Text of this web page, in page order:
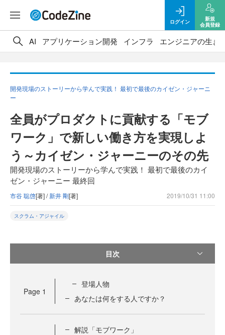
ログイン
新規
会員登録
AI アプリケーション開発 インフラ エンジニアの生き
開発現場のストーリーから学んで実践！ 最初で最後のカイゼン・ジャーニ
ー
全員がプロダクトに貢献する「モブ
ワーク」で新しい働き方を実現しよ
う～カイゼン・ジャーニーのその先
開発現場のストーリーから学んで実践！ 最初で最後のカイ
ゼン・ジャーニー 最終回
市谷 聡啓[著] /新井 剛[著] 2019/10/31 11:00
スクラム・アジャイル
目次
Page 1
登場人物
あなたは何をする人ですか？
解説「モブワーク」